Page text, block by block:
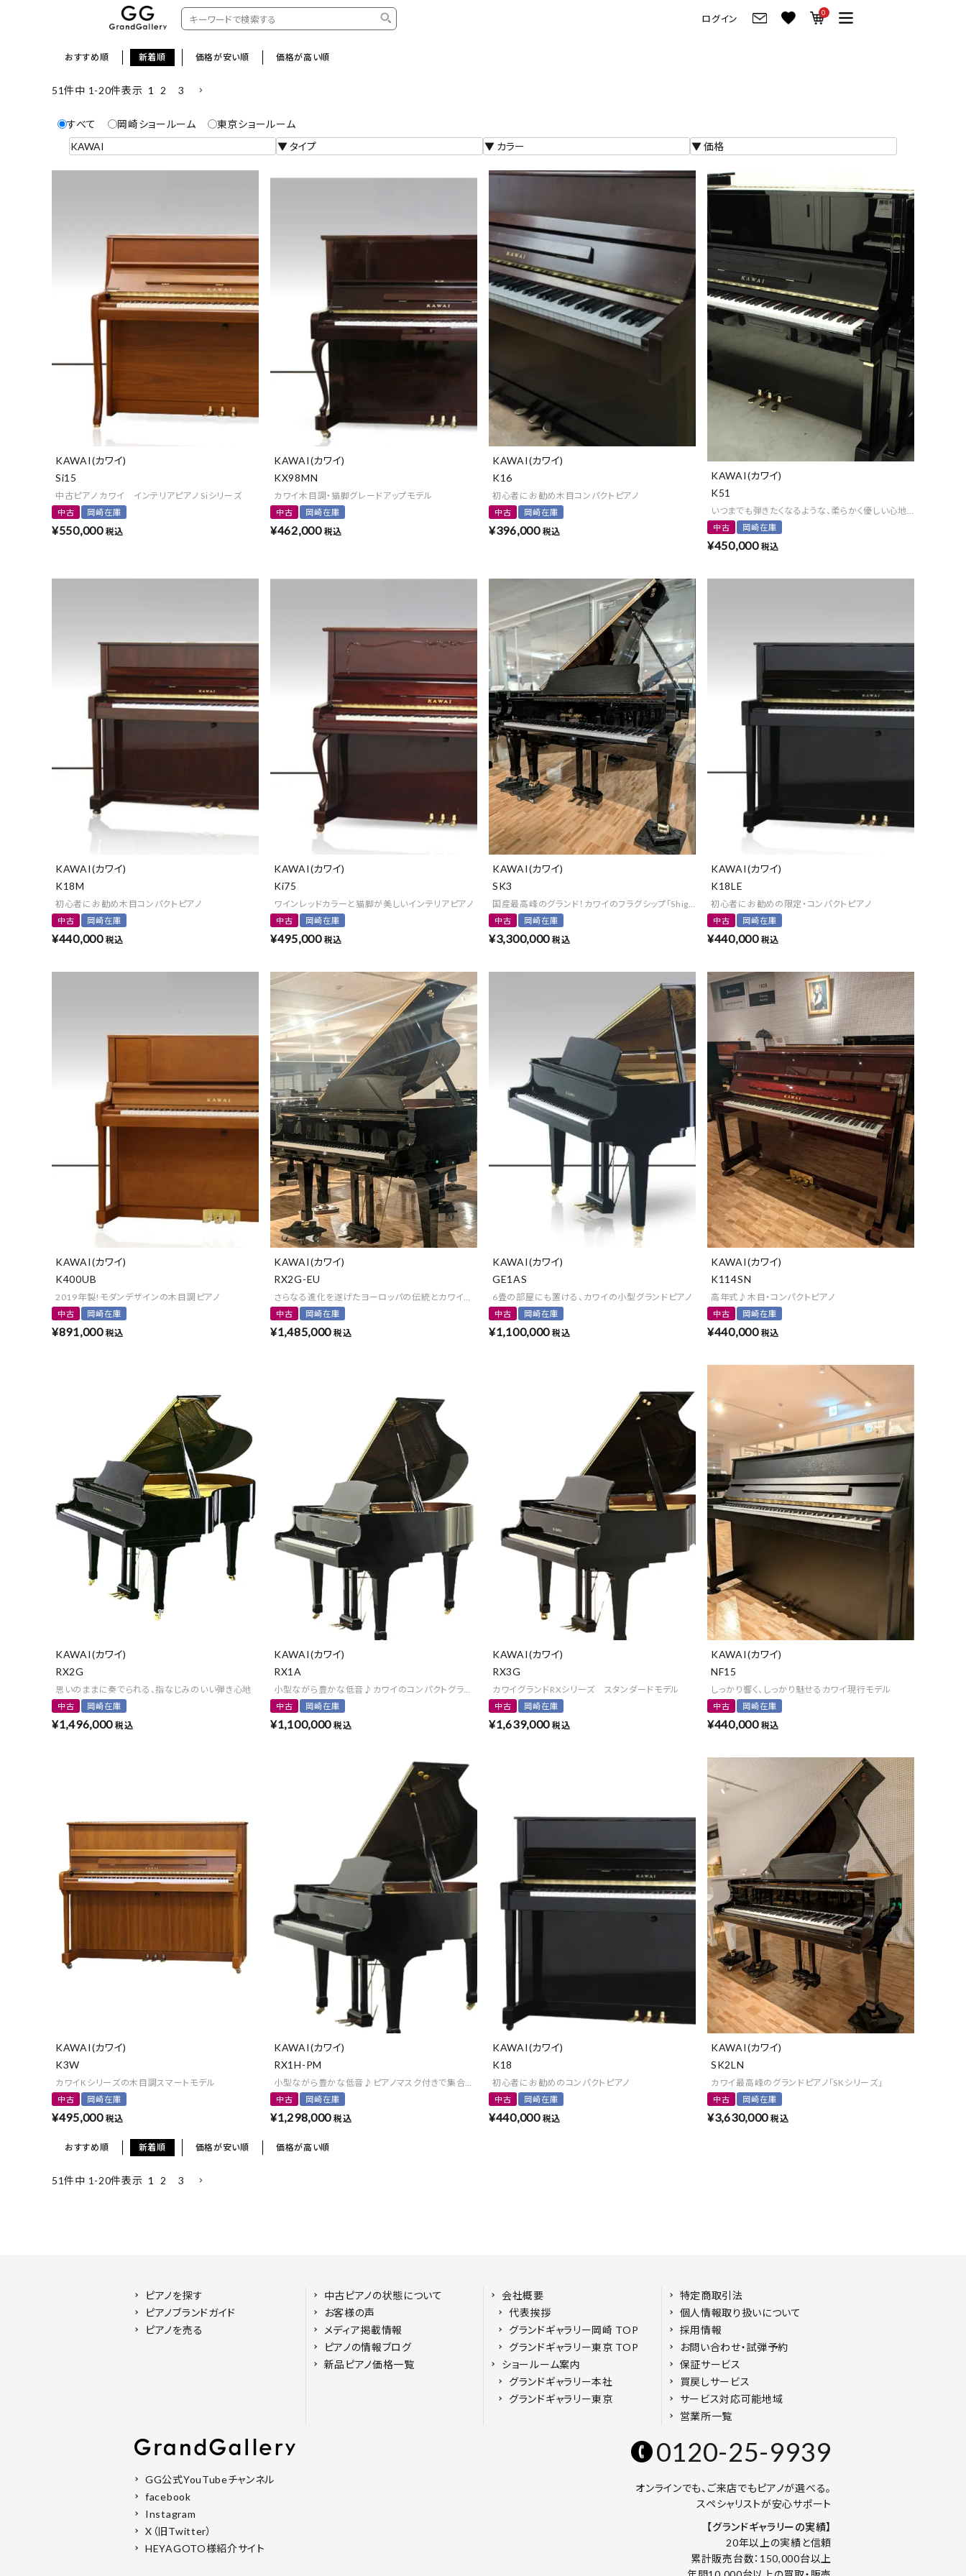
ログイン
0
輸入ピアノ
新品ピアノ
STEINWAY&SONS
C.BECHSTEIN
BOSTON
DIAPASON
もっとみる
ピアノの選び方
新品ピアノ価格一覧
ピアノ製品番号一覧
会社情報
会社概要
岡崎トップページ
東京トップページ
ピアノ買取ページ
よくある質問-買取
おすすめ順 新着順 価格が安い順 価格が高い順
51件中 1 -20件表示 1 2 3
すべて 岡崎ショールーム 東京ショールーム
KAWAI(カワイ)
Si15
中古ピアノ カワイ インテリアピアノ Siシリーズ
中古 岡崎在庫
¥550,000 税込
KAWAI(カワイ)
KX98MN
カワイ木目調・猫脚グレードアップモデル
中古 岡崎在庫
¥462,000 税込
KAWAI(カワイ)
K16
初心者にお勧め木目コンパクトピアノ
中古 岡崎在庫
¥396,000 税込
KAWAI(カワイ)
K51
いつまでも弾きたくなるような、柔らかく優しい心地よい音色♪
中古 岡崎在庫
¥450,000 税込
KAWAI(カワイ)
K18M
初心者にお勧め木目コンパクトピアノ
中古 岡崎在庫
¥440,000 税込
KAWAI(カワイ)
Ki75
ワインレッドカラーと猫脚が美しいインテリアピアノ
中古 岡崎在庫
¥495,000 税込
KAWAI(カワイ)
SK3
国産最高峰のグランド！カワイのフラグシップ「Shigeru Kawai」
中古 岡崎在庫
¥3,300,000 税込
KAWAI(カワイ)
K18LE
初心者にお勧めの限定・コンパクトピアノ
中古 岡崎在庫
¥440,000 税込
KAWAI(カワイ)
K400UB
2019年製!モダンデザインの木目調ピアノ
中古 岡崎在庫
¥891,000 税込
KAWAI(カワイ)
RX2G-EU
さらなる進化を遂げたヨーロッパの伝統とカワイの技術が織りなす限定モデル
中古 岡崎在庫
¥1,485,000 税込
KAWAI(カワイ)
GE1AS
6畳の部屋にも置ける、カワイの小型グランドピアノ
中古 岡崎在庫
¥1,100,000 税込
KAWAI(カワイ)
K114SN
高年式♪木目・コンパクトピアノ
中古 岡崎在庫
¥440,000 税込
KAWAI(カワイ)
RX2G
思いのままに奏でられる、指なじみのいい弾き心地
中古 岡崎在庫
¥1,496,000 税込
KAWAI(カワイ)
RX1A
小型ながら豊かな低音♪カワイのコンパクトグランド
中古 岡崎在庫
¥1,100,000 税込
KAWAI(カワイ)
RX3G
カワイグランドRXシリーズ スタンダードモデル
中古 岡崎在庫
¥1,639,000 税込
KAWAI(カワイ)
NF15
しっかり響く、しっかり魅せるカワイ現行モデル
中古 岡崎在庫
¥440,000 税込
KAWAI(カワイ)
K3W
カワイKシリーズの木目調スマートモデル
中古 岡崎在庫
¥495,000 税込
KAWAI(カワイ)
RX1H-PM
小型ながら豊かな低音♪ピアノマスク付きで集合住宅にもオススメ
中古 岡崎在庫
¥1,298,000 税込
KAWAI(カワイ)
K18
初心者にお勧めのコンパクトピアノ
中古 岡崎在庫
¥440,000 税込
KAWAI(カワイ)
SK2LN
カワイ最高峰のグランドピアノ「SKシリーズ」
中古 岡崎在庫
¥3,630,000 税込
おすすめ順 新着順 価格が安い順 価格が高い順
51件中 1-20件表示 1 2 3
ピアノを探す
ピアノブランドガイド
ピアノを売る
中古ピアノの状態について
お客様の声
メディア掲載情報
ピアノの情報ブログ
新品ピアノ価格一覧
会社概要
代表挨拶
グランドギャラリー岡崎 TOP
グランドギャラリー東京 TOP
ショールーム案内
グランドギャラリー本社
グランドギャラリー東京
特定商取引法
個人情報取り扱いについて
採用情報
お問い合わせ・試弾予約
保証サービス
買戻しサービス
サービス対応可能地域
営業所一覧
GG公式YouTubeチャンネル
facebook
Instagram
X（旧Twitter）
HEYAGOTO様紹介サイト
0120-25-9939
オンラインでも、ご来店でもピアノが選べる。
スペシャリストが安心サポート
【グランドギャラリーの実績】
20年以上の実績と信頼
累計販売台数：150,000台以上